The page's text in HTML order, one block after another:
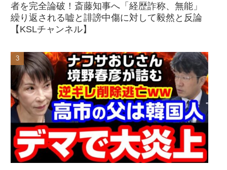
者を完全論破！斎藤知事へ「経歴詐称、無能」
繰り返される嘘と誹謗中傷に対して毅然と反論
【KSLチャンネル】